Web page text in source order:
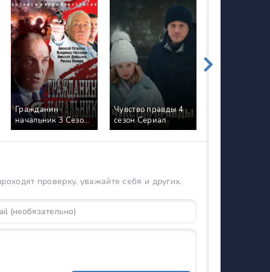
Гражданин
начальник 3 Сезон
Сериал
Чувство правды 4
сезон Сериал
проверку, уважайте себя и других.